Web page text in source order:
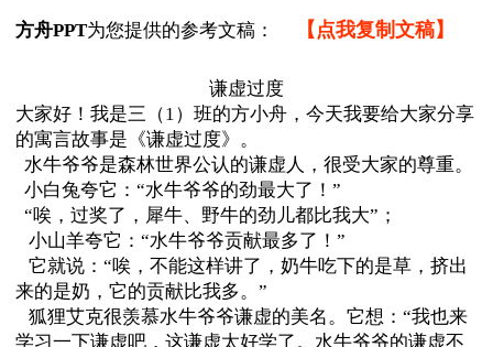
方舟PPT为您提供的参考文稿： 【点我复制文稿】
谦虚过度
大家好！我是三（1）班的方小舟 ，今天我要给大家分享
的寓言故事是《谦虚过度》。
水牛爷爷是森林世界公认的谦虚人，很受大家的尊重。
小白兔夸它：“水牛爷爷的劲最大了！”
“唉，过奖了，犀牛、野牛的劲儿都比我大”；
小山羊夸它：“水牛爷爷贡献最多了！”
它就说：“唉，不能这样讲了，奶牛吃下的是草，挤出
来的是奶，它的贡献比我多。”
狐狸艾克很羡慕水牛爷爷谦虚的美名。它想：“我也来
学习一下谦虚吧，这谦虚太好学了。水牛爷爷的谦虚不